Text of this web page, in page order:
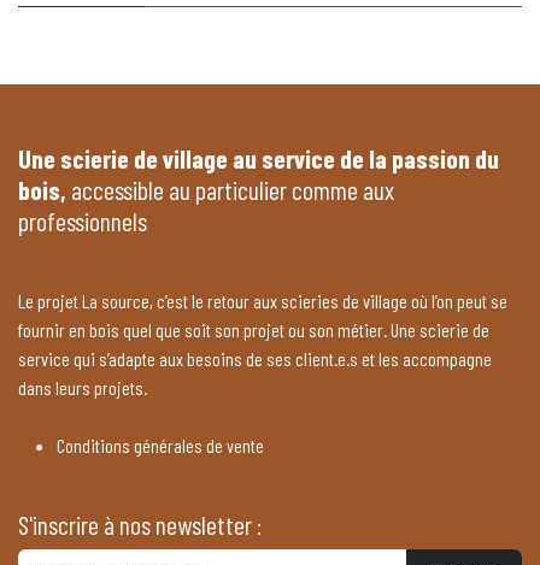
Une scierie de village au service de la passion du
bois, accessible au particulier comme aux
professionnels
Le projet La source, c’est le retour aux scieries de village où l’on peut se
fournir en bois quel que soit son projet ou son métier. Une scierie de
service qui s’adapte aux besoins de ses client.e.s et les accompagne
dans leurs projets.
Conditions générales de vente
S'inscrire à nos newsletter :